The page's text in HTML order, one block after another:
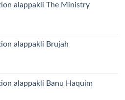
alappakli The Ministry
alappakli Brujah
alappakli Banu Haquim